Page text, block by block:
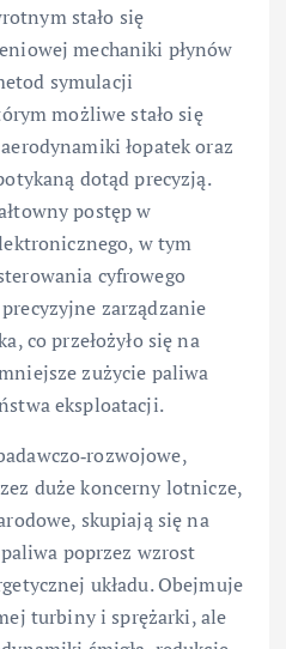
stało się
mechaniki płynów
symulacji
możliwe stało się
łopatek oraz
dotąd precyzją.
postęp w
w tym
cyfrowego
zarządzanie
co przełożyło się na
zużycie paliwa
eksploatacji.
duże koncerny lotnicze,
skupiają się na
poprzez wzrost
układu. Obejmuje
turbiny i sprężarki, ale